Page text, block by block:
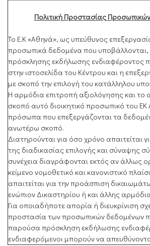
Πολιτική Προστασίας
Το Ε.Κ «Αθηνά», ως υπεύθυνος
προσωπικά δεδομένα που υποβάλλονται,
πρόσκλησης εκδήλωσης ενδιαφέροντος
στην ιστοσελίδα του Κέντρου και η
με σκοπό την επιλογή του κατάλληλου
Η αρμόδια επιτροπή αξιολόγησης και το
σκοπό αυτό διοικητικό προσωπικό του ΕΚ
πρόσωπα που επεξεργάζονται τα
ανωτέρω σκοπό.
Διατηρούνται για όσο χρόνο απαιτείται
της διαδικασίας επιλογής και σύναψης
συνέχεια διαγράφονται εκτός αν άλλως
κείμενο νομοθετικό και κανονιστικό
απαιτείται για την προάσπιση
ενώπιον Δικαστηρίου ή και άλλης
Για οποιαδήποτε απορία ή διευκρίνιση
προστασία των προσωπικών δεδομένων
παρούσα πρόσκληση εκδήλωσης
ενδιαφερόμενοι μπορούν να